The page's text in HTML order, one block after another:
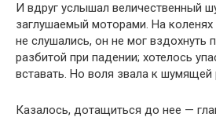
И вдруг услышал величественный
заглушаемый моторами. На коленях
не слушались, он не мог вздохнуть
разбитой при падении; хотелось
вставать. Но воля звала к шумящей
Казалось, дотащиться до нее —